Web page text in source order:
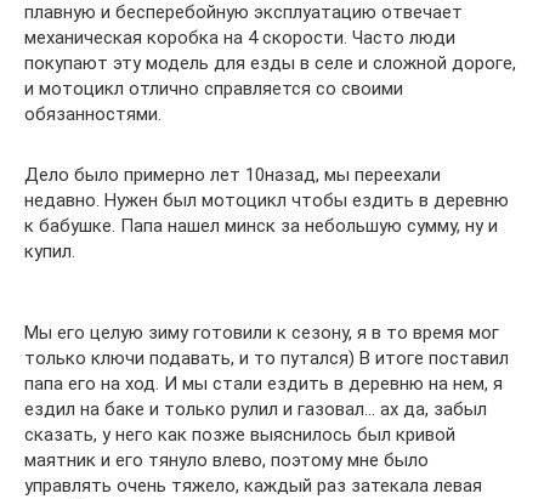
плавную и бесперебойную эксплуатацию отвечает
механическая коробка на 4 скорости. Часто люди
покупают эту модель для езды в селе и сложной дороге,
и мотоцикл отлично справляется со своими
обязанностями.
Дело было примерно лет 10назад, мы переехали
недавно. Нужен был мотоцикл чтобы ездить в деревню
к бабушке. Папа нашел минск за небольшую сумму, ну и
купил.
Мы его целую зиму готовили к сезону, я в то время мог
только ключи подавать, и то путался) В итоге поставил
папа его на ход. И мы стали ездить в деревню на нем, я
ездил на баке и только рулил и газовал… ах да, забыл
сказать, у него как позже выяснилось был кривой
маятник и его тянуло влево, поэтому мне было
управлять очень тяжело, каждый раз затекала левая